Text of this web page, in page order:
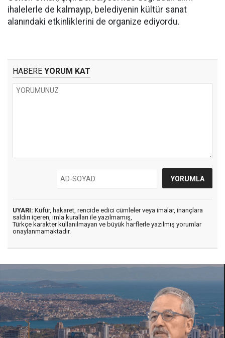
ihalelerle de kalmayıp, belediyenin kültür sanat
alanındaki etkinliklerini de organize ediyordu.
HABERE YORUM KAT
UYARI: Küfür, hakaret, rencide edici cümleler veya imalar, inançlara
saldırı içeren, imla kuralları ile yazılmamış,
Türkçe karakter kullanılmayan ve büyük harflerle yazılmış yorumlar
onaylanmamaktadır.